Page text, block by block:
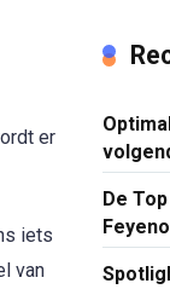
er
iets
van
De